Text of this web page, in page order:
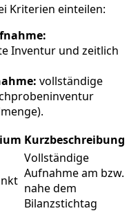
Kriterien einteilen:
Inventur und zeitlich
vollständige
Kurzbeschreibung
Vollständige
Aufnahme am bzw.
nahe dem
Bilanzstichtag